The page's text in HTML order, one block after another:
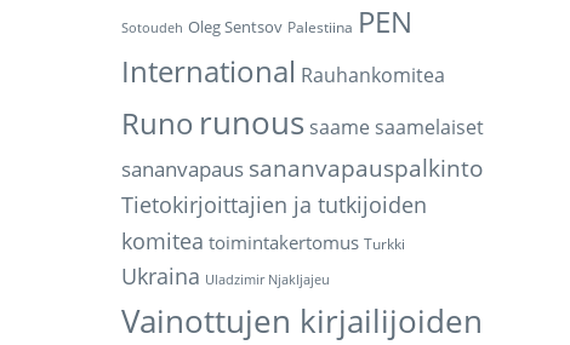
Sotoudeh Oleg Sentsov Palestiina PEN
International Rauhankomitea
Runo runous saame saamelaiset
sananvapaus sananvapauspalkinto
Tietokirjoittajien ja tutkijoiden
komitea toimintakertomus Turkki
Ukraina Uladzimir Njakljajeu
Vainottujen kirjailijoiden